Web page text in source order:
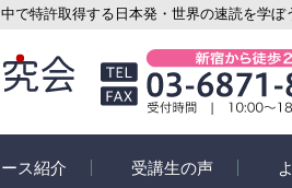
で特許取得する日本発・世界の速読を学ぼ
ス紹介 受講生の声